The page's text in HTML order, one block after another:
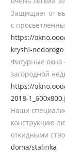
Защищает от
с
https://
kryshi-nedorogo
Фигурные окна
загородной
https://
2018-
Наши
конструкцию
откидными
doma/stalinka